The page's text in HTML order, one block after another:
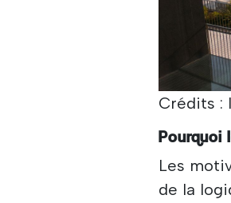
Crédits :
Les
de la